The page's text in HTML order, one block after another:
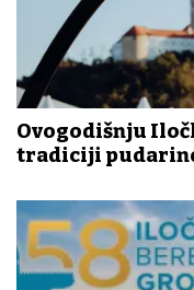
Ovogodišnju
tradiciji